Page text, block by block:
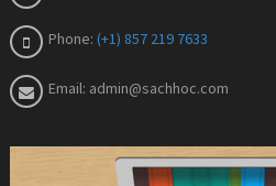
Phone: (+1) 857 219 7633
Email: admin@sachhoc.com